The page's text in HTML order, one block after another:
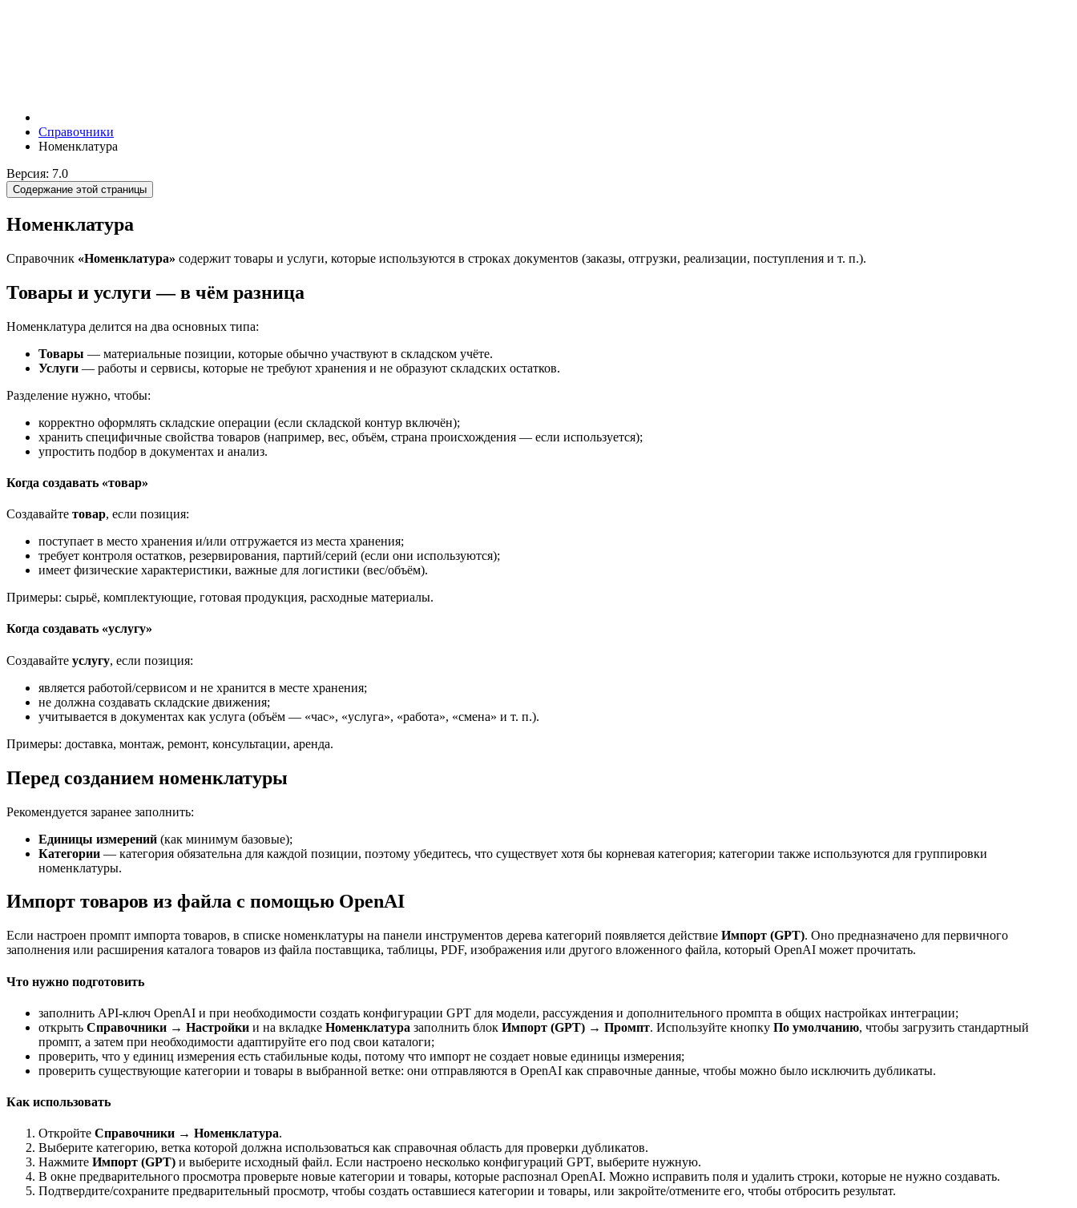
Справочники
Номенклатура
Версия: 7.0
Содержание этой страницы
Номенклатура
Справочник «Номенклатура» содержит товары и услуги, которые используются в строках документов (заказы, отгрузки, реализации, поступления и т. п.).
Товары и услуги — в чём разница
Номенклатура делится на два основных типа:
Товары — материальные позиции, которые обычно участвуют в складском учёте.
Услуги — работы и сервисы, которые не требуют хранения и не образуют складских остатков.
Разделение нужно, чтобы:
корректно оформлять складские операции (если складской контур включён);
хранить специфичные свойства товаров (например, вес, объём, страна происхождения — если используется);
упростить подбор в документах и анализ.
Когда создавать «товар»
Создавайте товар, если позиция:
поступает в место хранения и/или отгружается из места хранения;
требует контроля остатков, резервирования, партий/серий (если они используются);
имеет физические характеристики, важные для логистики (вес/объём).
Примеры: сырьё, комплектующие, готовая продукция, расходные материалы.
Когда создавать «услугу»
Создавайте услугу, если позиция:
является работой/сервисом и не хранится в месте хранения;
не должна создавать складские движения;
учитывается в документах как услуга (объём — «час», «услуга», «работа», «смена» и т. п.).
Примеры: доставка, монтаж, ремонт, консультации, аренда.
Перед созданием номенклатуры
Рекомендуется заранее заполнить:
Единицы измерений (как минимум базовые);
Категории — категория обязательна для каждой позиции, поэтому убедитесь, что существует хотя бы корневая категория; категории также используются для группировки
номенклатуры.
Импорт товаров из файла с помощью OpenAI
Если настроен промпт импорта товаров, в списке номенклатуры на панели инструментов дерева категорий появляется действие Импорт (GPT). Оно предназначено для первичного
заполнения или расширения каталога товаров из файла поставщика, таблицы, PDF, изображения или другого вложенного файла, который OpenAI может прочитать.
Что нужно подготовить
заполнить API-ключ OpenAI и при необходимости создать конфигурации GPT для модели, рассуждения и дополнительного промпта в общих настройках интеграции;
открыть Справочники → Настройки и на вкладке Номенклатура заполнить блок Импорт (GPT) → Промпт. Используйте кнопку По умолчанию, чтобы загрузить стандартный
промпт, а затем при необходимости адаптируйте его под свои каталоги;
проверить, что у единиц измерения есть стабильные коды, потому что импорт не создает новые единицы измерения;
проверить существующие категории и товары в выбранной ветке: они отправляются в OpenAI как справочные данные, чтобы можно было исключить дубликаты.
Как использовать
Откройте Справочники → Номенклатура.
Выберите категорию, ветка которой должна использоваться как справочная область для проверки дубликатов.
Нажмите Импорт (GPT) и выберите исходный файл. Если настроено несколько конфигураций GPT, выберите нужную.
В окне предварительного просмотра проверьте новые категории и товары, которые распознал OpenAI. Можно исправить поля и удалить строки, которые не нужно создавать.
Подтвердите/сохраните предварительный просмотр, чтобы создать оставшиеся категории и товары, или закройте/отмените его, чтобы отбросить результат.